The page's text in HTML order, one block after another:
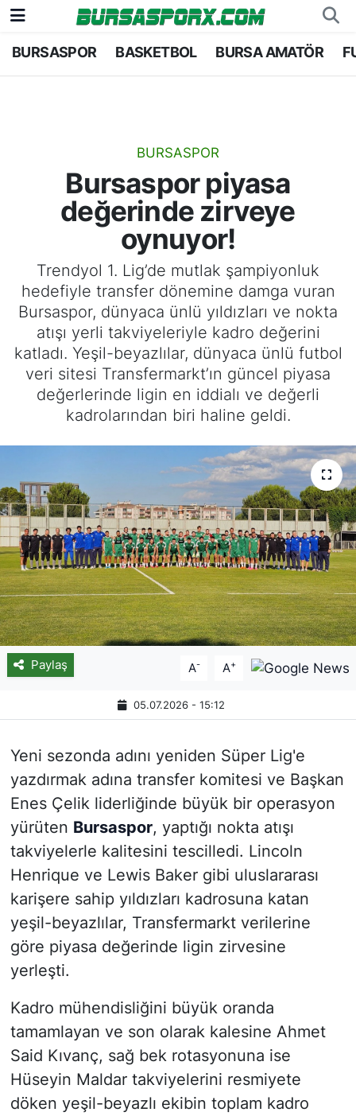
BURSASPOR BASKETBOL BURSA AMATÖR
BURSASPOR
Bursaspor piyasa
değerinde zirveye
oynuyor!
Trendyol 1. Lig’de mutlak şampiyonluk
hedefiyle transfer dönemine damga vuran
Bursaspor, dünyaca ünlü yıldızları ve nokta
atışı yerli takviyeleriyle kadro değerini
katladı. Yeşil-beyazlılar, dünyaca ünlü futbol
veri sitesi Transfermarkt’ın güncel piyasa
değerlerinde ligin en iddialı ve değerli
kadrolarından biri haline geldi.
Paylaş A- A+
05.07.2026 - 15:12
Yeni sezonda adını yeniden Süper Lig'e
yazdırmak adına transfer komitesi ve Başkan
Enes Çelik liderliğinde büyük bir operasyon
yürüten Bursaspor, yaptığı nokta atışı
takviyelerle kalitesini tescilledi. Lincoln
Henrique ve Lewis Baker gibi uluslararası
karişere sahip yıldızları kadrosuna katan
yeşil-beyazlılar, Transfermarkt verilerine
göre piyasa değerinde ligin zirvesine
yerleşti.
Kadro mühendisliğini büyük oranda
tamamlayan ve son olarak kalesine Ahmet
Said Kıvanç, sağ bek rotasyonuna ise
Hüseyin Maldar takviyelerini resmiyete
döken yeşil-beyazlı ekibin toplam kadro
Bursaspor
Bursa Amatör
Hentbol
Voleybol
Genel
Bursa Nöbetçi Eczaneler
Bursa Trafik Yoğunluk Haritası
TFF 1.Lig Puan Durumu ve Fikstür
Tüm Manşetler
Son Dakika Haberleri
Haber Arşivi